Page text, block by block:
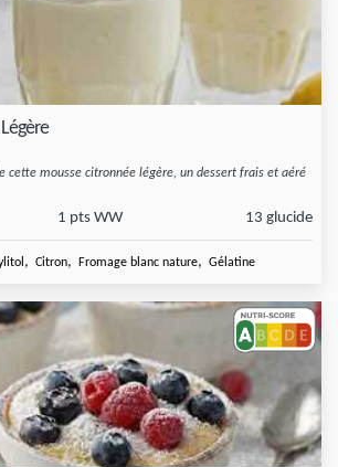
cette mousse citronnée légère, un dessert frais et aéré
1 pts WW 13 glucide
, Citron, Fromage blanc nature, Gélatine